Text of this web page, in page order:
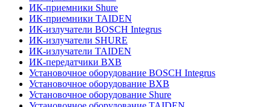
ИК-приемники Shure
ИК-приемники TAIDEN
ИК-излучатели BOSCH Integrus
ИК-излучатели SHURE
ИК-излучатели TAIDEN
ИК-передатчики BXB
Установочное оборудование BOSCH Integrus
Установочное оборудование BXB
Установочное оборудование Shure